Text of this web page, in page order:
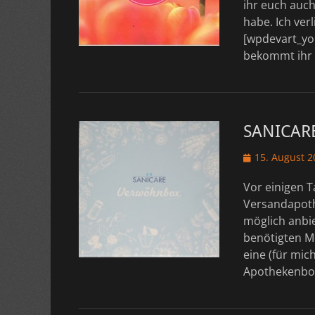
ihr euch
habe. Ich
bekommt ihr
Veröffentlicht
15. August
Vor einigen
möglich
benötigten
eine (für